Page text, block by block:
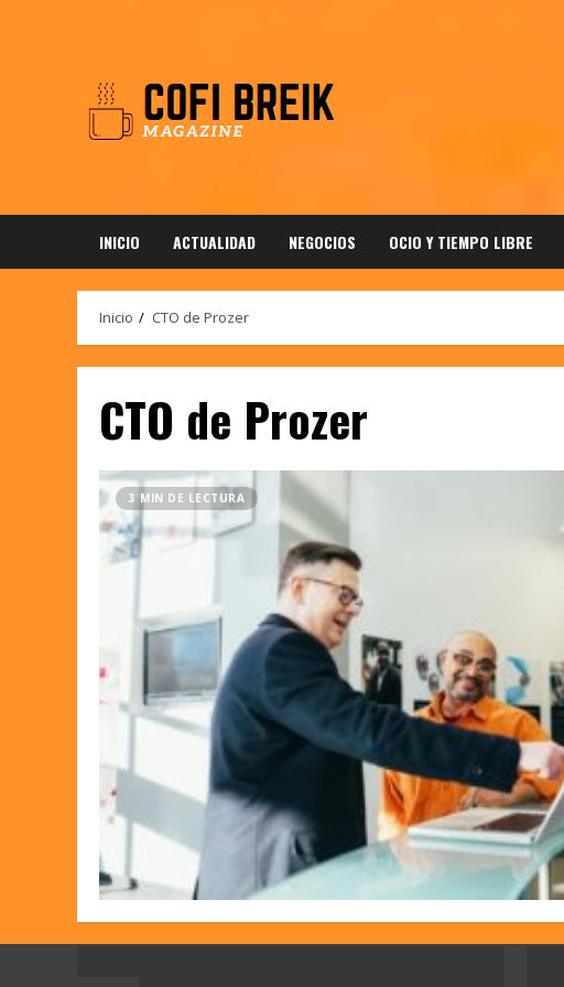
INICIO ACTUALIDAD NEGOCIOS OCIO Y TIEMPO LIBRE
Inicio CTO de Prozer
CTO de Prozer
3 MIN DE LECTURA